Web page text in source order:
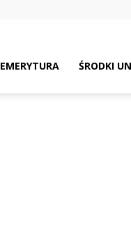
EMERYTURA ŚRODKI